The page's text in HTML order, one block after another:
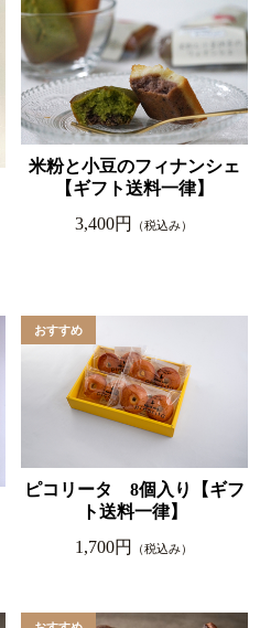
米粉と小豆のフィナンシェ
【ギフト送料一律】
3,400円
（税込み）
ピコリータ 8個入り【ギフ
ト送料一律】
1,700円
（税込み）